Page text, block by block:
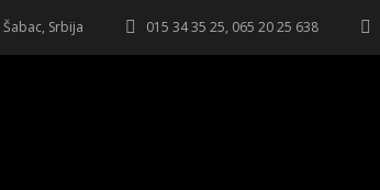
Srbija 015 34 35 25, 065 20 25 638